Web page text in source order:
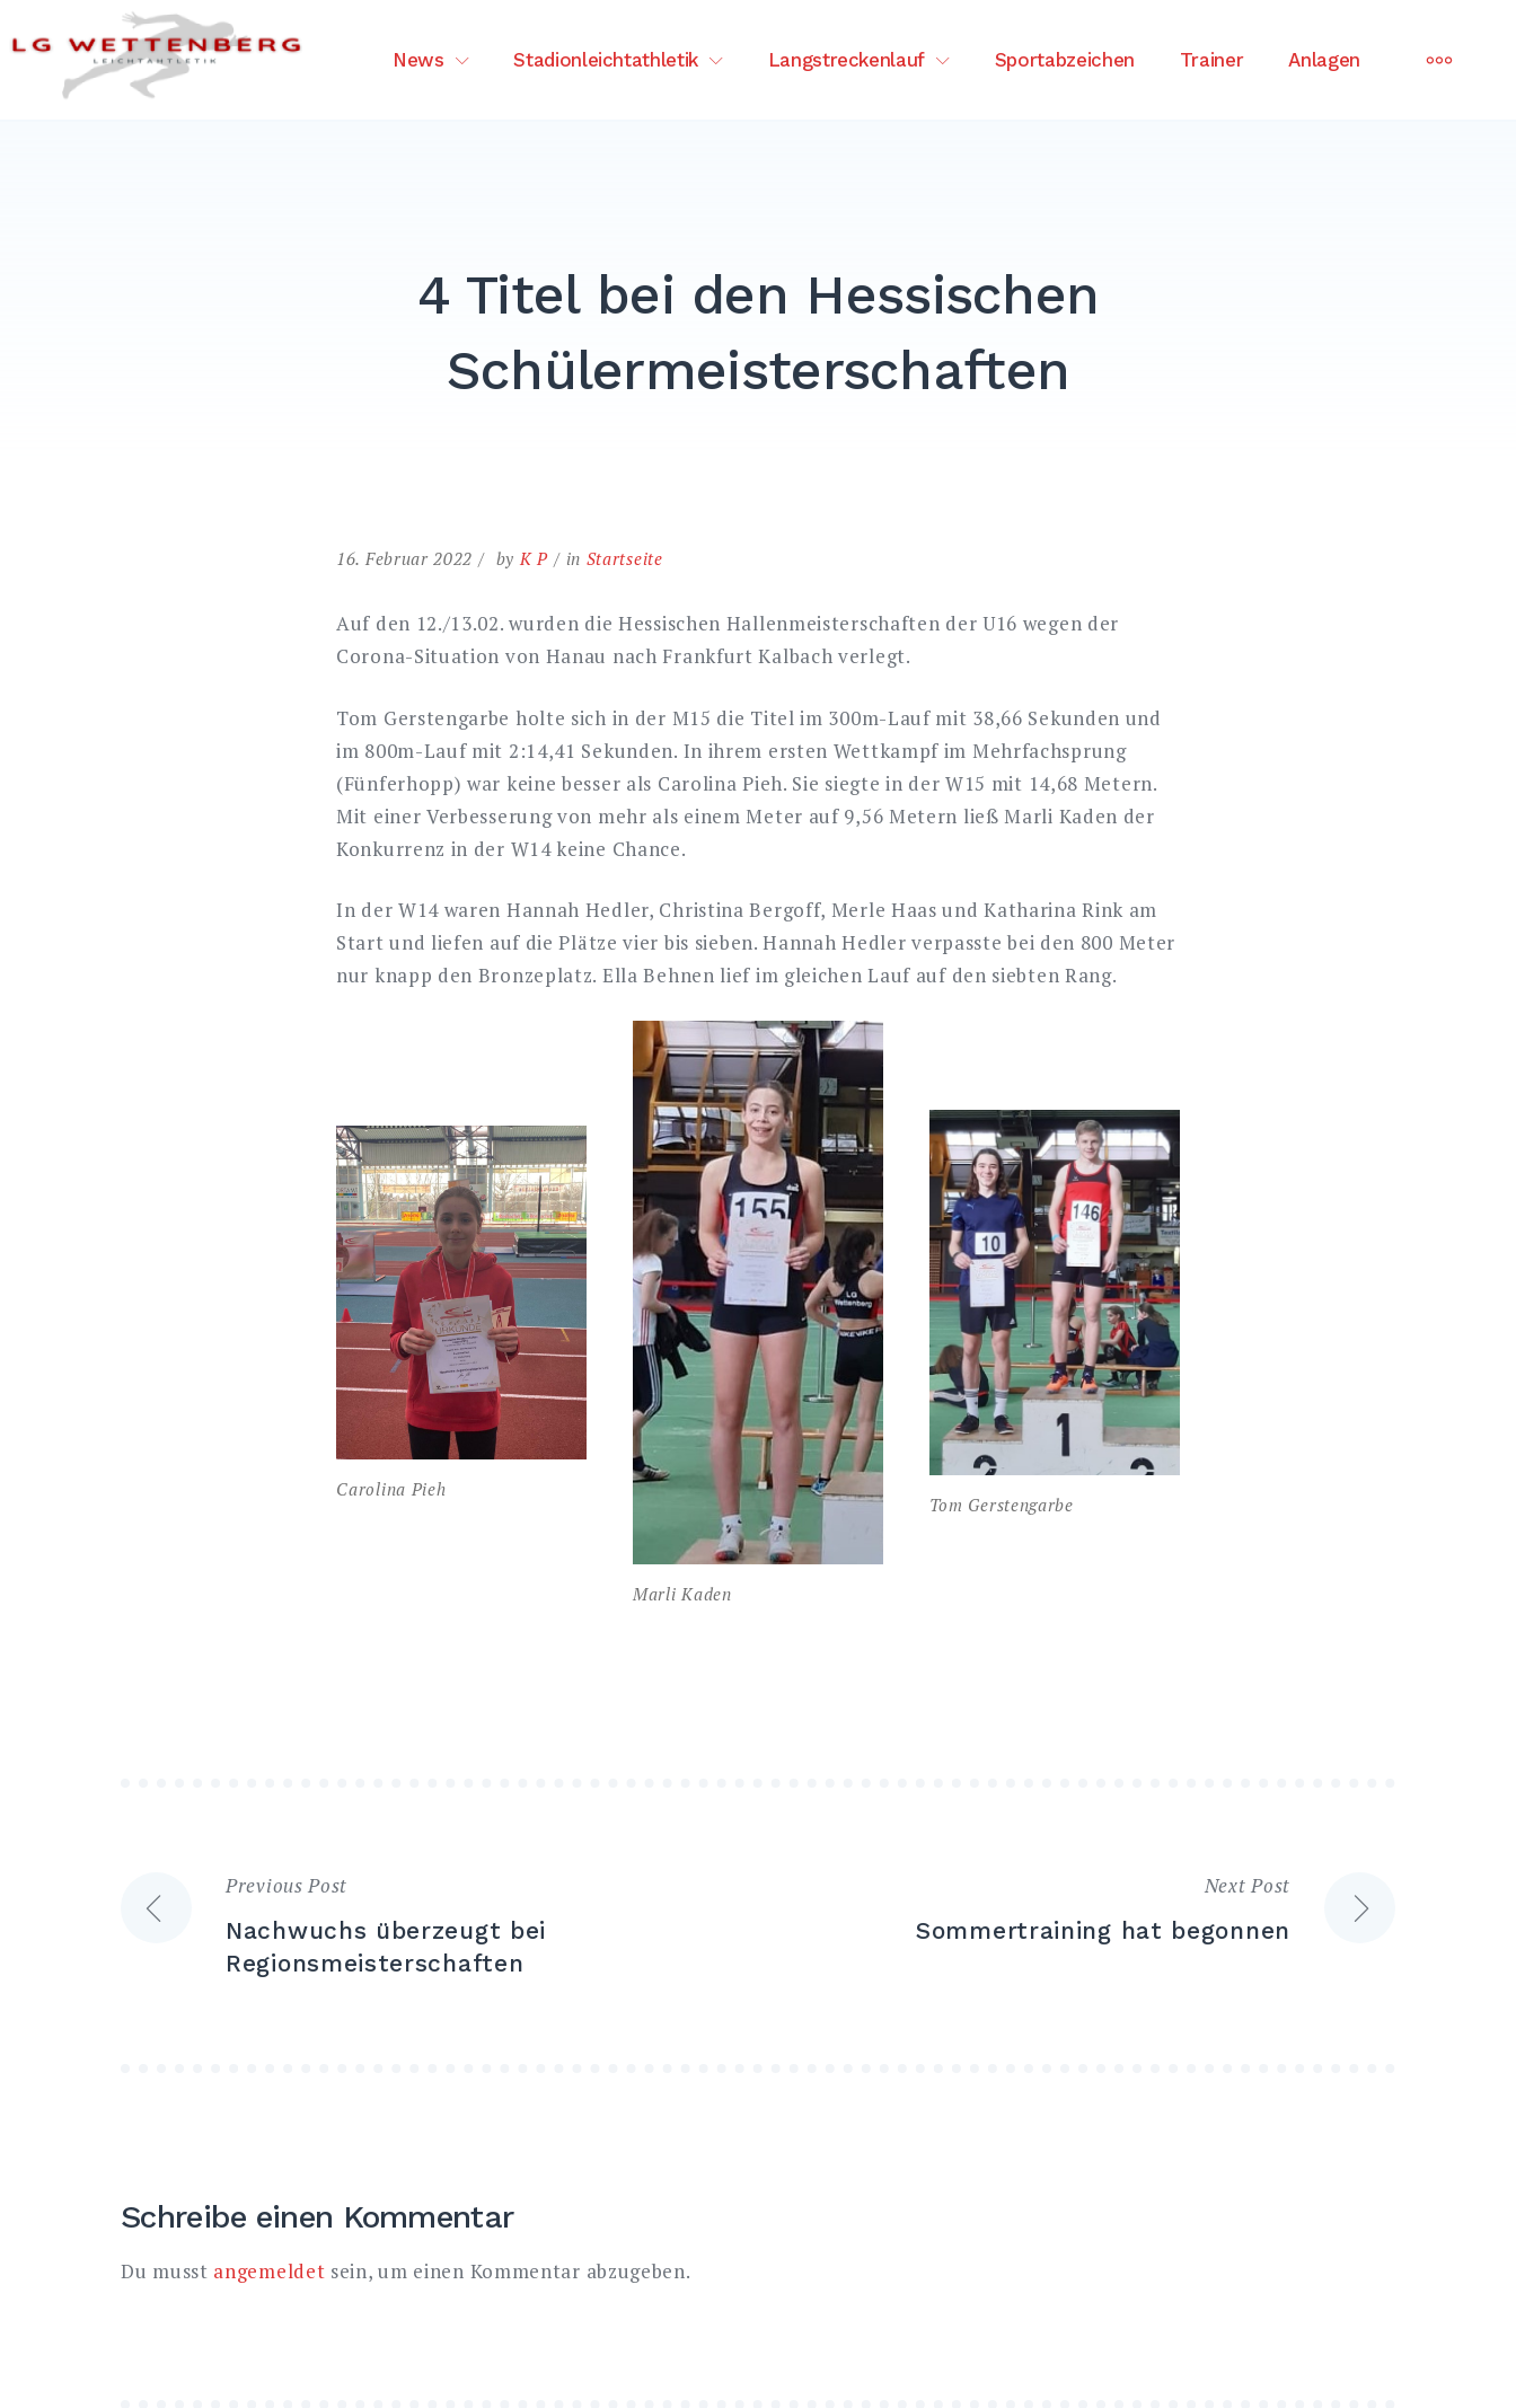
to
content
LG Wettenberg – Sport in Wettenberg
News Stadionleichtathletik Langstreckenlauf Sportabzeichen Trainer Anlagen MORE
4 Titel bei den Hessischen
Schülermeisterschaften
16. Februar 2022 byK P in Startseite
Auf den 12./13.02. wurden die Hessischen Hallenmeisterschaften der U16 wegen der
Corona-Situation von Hanau nach Frankfurt Kalbach verlegt.
Tom Gerstengarbe holte sich in der M15 die Titel im 300m-Lauf mit 38,66 Sekunden und
im 800m-Lauf mit 2:14,41 Sekunden. In ihrem ersten Wettkampf im Mehrfachsprung
(Fünferhopp) war keine besser als Carolina Pieh. Sie siegte in der W15 mit 14,68 Metern.
Mit einer Verbesserung von mehr als einem Meter auf 9,56 Metern ließ Marli Kaden der
Konkurrenz in der W14 keine Chance.
In der W14 waren Hannah Hedler, Christina Bergoff, Merle Haas und Katharina Rink am
Start und liefen auf die Plätze vier bis sieben. Hannah Hedler verpasste bei den 800 Meter
nur knapp den Bronzeplatz. Ella Behnen lief im gleichen Lauf auf den siebten Rang.
Carolina Pieh
Marli Kaden
Tom Gerstengarbe
Beitrags-
Navigation
Previous Post
Nachwuchs überzeugt bei
Regionsmeisterschaften
Next Post
Sommertraining hat begonnen
Schreibe einen Kommentar
Du musst angemeldet sein, um einen Kommentar abzugeben.